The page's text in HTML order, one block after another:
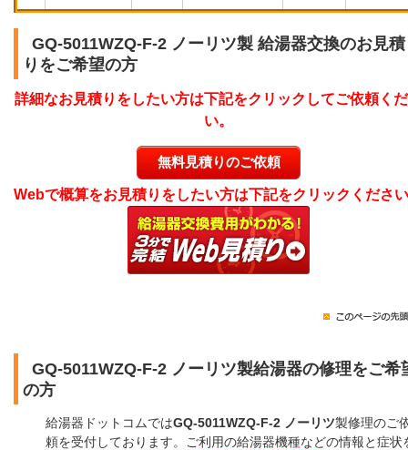
GQ-5011WZQ-F-2 ノーリツ製 給湯器交換のお見積
りをご希望の方
詳細なお見積りをしたい方は下記をクリックしてご依頼く
い。
無料見積りのご依頼
Webで概算をお見積りをしたい方は下記をクリックくださ
GQ-5011WZQ-F-2 ノーリツ製給湯器の修理をご希
の方
給湯器ドットコムではGQ-5011WZQ-F-2 ノーリツ製修理のご
頼を受付しております。ご利用の給湯器機種などの情報と症状